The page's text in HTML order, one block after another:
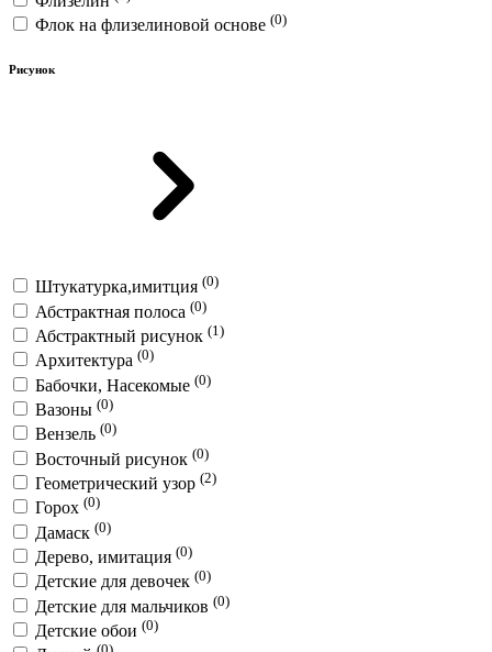
Флок на флизелиновой основе (0)
Рисунок
Штукатурка,имитция (0)
Абстрактная полоса (0)
Абстрактный рисунок (1)
Архитектура (0)
Бабочки, Насекомые (0)
Вазоны (0)
Вензель (0)
Восточный рисунок (0)
Геометрический узор (2)
Горох (0)
Дамаск (0)
Дерево, имитация (0)
Детские для девочек (0)
Детские для мальчиков (0)
Детские обои (0)